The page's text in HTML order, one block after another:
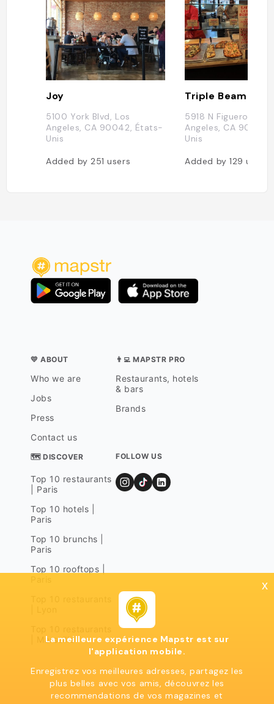
Joy
5100 York Blvd, Los
Angeles, CA 90042, États-
Unis
Added by 251users
Triple Beam
5918 N Figueroa St,
Angeles, CA
Unis
Added by129users
💛 ABOUT
Who we are
Jobs
Press
Contact us
👨‍💻 MAPSTR PRO
Restaurants, hotels
& bars
Brands
🗺 DISCOVER
Top 10 restaurants
| Paris
Top 10 hotels |
Paris
Top 10 brunchs |
Paris
Top 10 rooftops |
| Marseille
FOLLOW US
x
La meilleure expérience Mapstr est sur
l'application mobile.
Enregistrez vos meilleures adresses, partagez les
plus belles avec vos amis, découvrez les
recommendations de vos magazines et